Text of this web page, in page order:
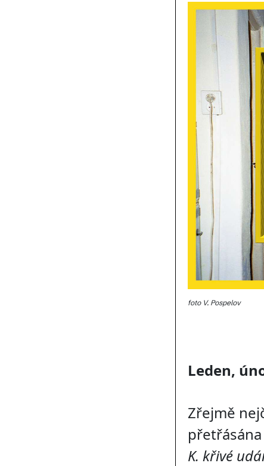
foto V. Pospelov
Leden,
Zřejmě
K. křivé